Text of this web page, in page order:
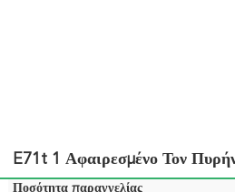
E71t 1 Αφαιρεσμένο Τον
Ποσότητα παραγγελίας